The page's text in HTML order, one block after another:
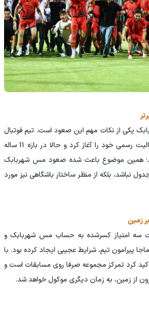
یکی از نکات مهم این صعود است. تیم فوتبال
این باشگاه سال 1394 فعالیت رسمی خود را آغاز کرد و حالا در بازه 11 ساله
همین موضوع باعث شده صعود مس شهربابک
نباشد، بلکه از منظر ساختار باشگاهی نیز مورد
زمین
سه امتیاز کسرشده به حساب مس شهربابک و
پیرامون تیم، شرایط عجیبی ایجاد کرده بود. با
کرد تمرکز مجموعه صرفا روی مسابقات است و
از زمین، به زمان دیگری موکول خواهد شد.